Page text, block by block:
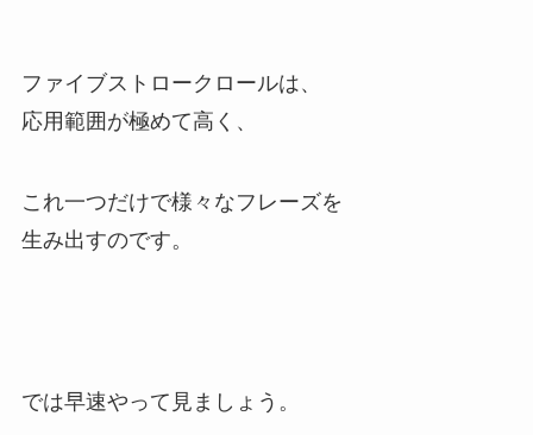
ファイブストロークロールは、
応用範囲が極めて高く、
これ一つだけで様々なフレーズを
生み出すのです。
では早速やって見ましょう。